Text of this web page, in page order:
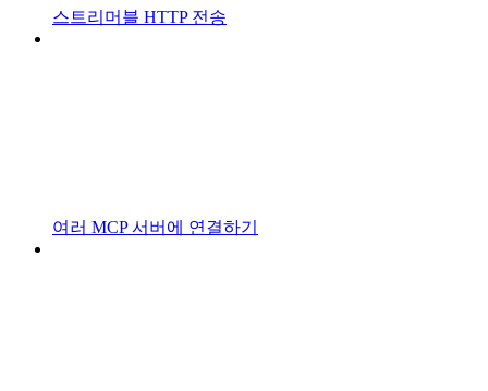
스트리머블 HTTP 전송
여러 MCP 서버에 연결하기